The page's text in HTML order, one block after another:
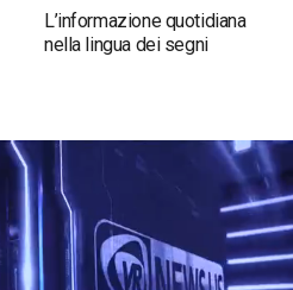
L’informazione quotidiana
nella lingua dei segni